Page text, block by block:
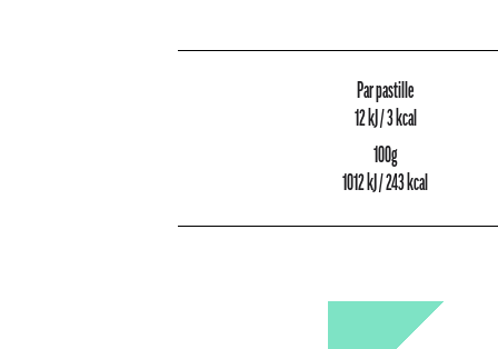
Par pastille
12 kJ / 3 kcal
100g
1012 kJ / 243 kcal